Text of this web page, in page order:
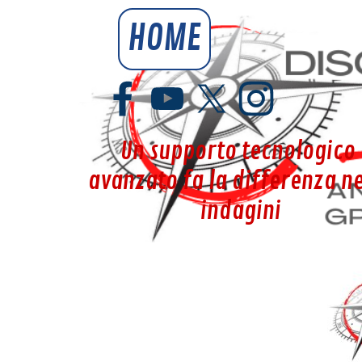
YouSpy.it
HOME
Un supporto tecnologico
avanzato fa la differenza
indagini